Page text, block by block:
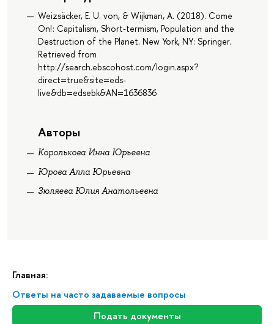
Главная:
Ответы на часто задаваемые вопросы
Подать документы
Weizsäcker, E. U. von, & Wijkman, A. (2018). Come
On! : Capitalism, Short-termism, Population and the
Destruction of the Planet. New York, NY: Springer.
Retrieved from
http://search.ebscohost.com/login.aspx?
direct=true&site=eds-
live&db=edsebk&AN=1636836
Авторы
Королькова Инна Юрьевна
Юрова Алла Юрьевна
Зюляева Юлия Анатольевна